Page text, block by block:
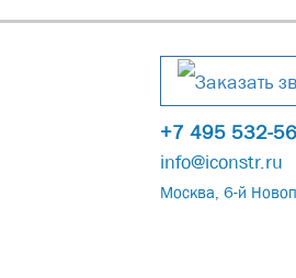
+7 495 532-
info@iconstr.ru
Москва, 6-й